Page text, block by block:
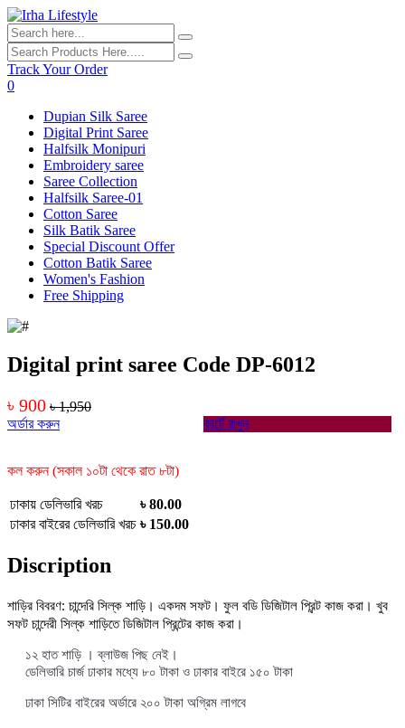
Track Your Order
0
Dupian Silk Saree
Digital Print Saree
Halfsilk Monipuri
Embroidery saree
Saree Collection
Halfsilk Saree-01
Cotton Saree
Silk Batik Saree
Special Discount Offer
Cotton Batik Saree
Women's Fashion
Free Shipping
Digital print saree Code DP-6012
৳ 900 ৳ 1,950
অর্ডার করুন
কার্টে রাখুন
কল করুন (সকাল ১০টা থেকে রাত ৮টা)
ঢাকায় ডেলিভারি খরচ
৳ 80.00
ঢাকার বাইরের ডেলিভারি খরচ ৳ 150.00
Discription
শাড়ির বিবরণ: চান্দেরি সিল্ক শাড়ি। একদম সফট। ফুল বডি ডিজিটাল প্রিন্ট কাজ করা। খুব
সফট চান্দেরী সিল্ক শাড়িতে ডিজিটাল প্রিন্টের কাজ করা।
১২ হাত শাড়ি । ব্লাউজ পিছ নেই।
ডেলিভারি চার্জ ঢাকার মধ্যে ৮০ টাকা ও ঢাকার বাইরে ১৫০ টাকা
ঢাকা সিটির বাইরের অর্ডারে ২০০ টাকা অগ্রিম লাগবে